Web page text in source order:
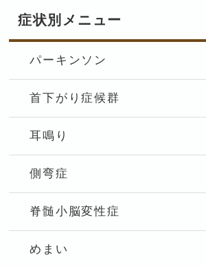
症状別メニュー
パーキンソン
首下がり症候群
耳鳴り
側弯症
脊髄小脳変性症
めまい